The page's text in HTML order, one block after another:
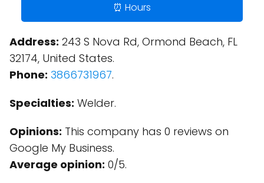
⏰ Hours
Address: 243 S Nova Rd, Ormond Beach, FL
32174, United States.
Phone: 3866731967.
Specialties: Welder.
Opinions: This company has 0 reviews on
Google My Business.
Average opinion: 0/5.